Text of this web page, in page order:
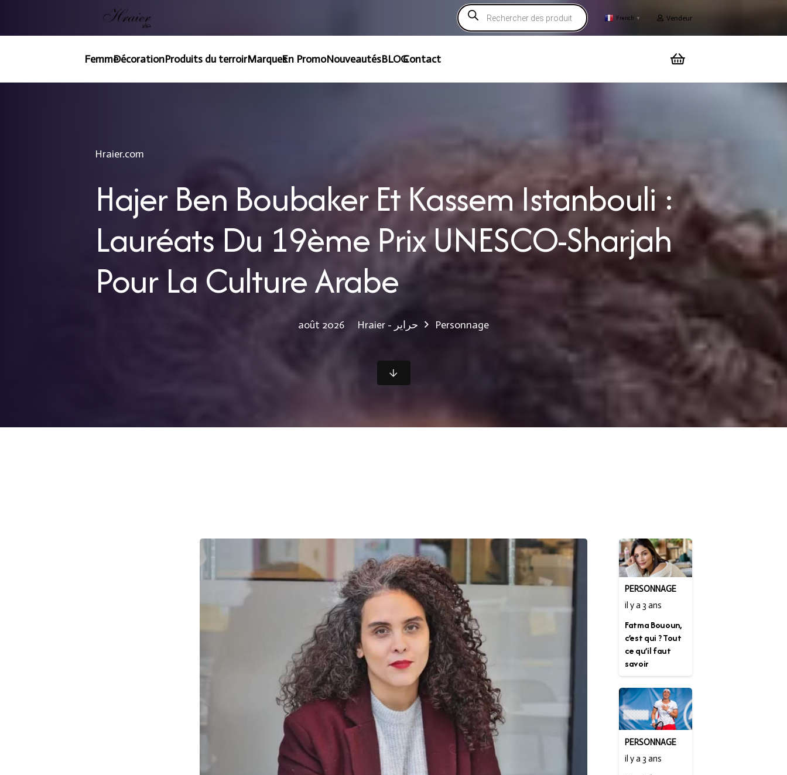
Recherche
de
produits
French ▼ Vendeur
FemmeDécorationProduits du terroirMarquesEn PromoNouveautésBLOGContact
Hraier.com
Hajer Ben Boubaker Et Kassem Istanbouli :
Lauréats Du 19ème Prix UNESCO-Sharjah
Pour La Culture Arabe
août 2026 Hraier - حراير Personnage
PERSONNAGE
il y a 3 ans
Fatma Bououn,
c’est qui ? Tout
ce qu’il faut
savoir
PERSONNAGE
il y a 3 ans